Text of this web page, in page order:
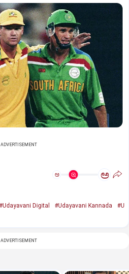
ADVERTISEMENT
ಅ ಅ
Digital #Udayavani Kannada
#U
ADVERTISEMENT